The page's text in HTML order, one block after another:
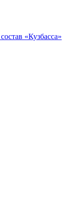
«Кузбасса»